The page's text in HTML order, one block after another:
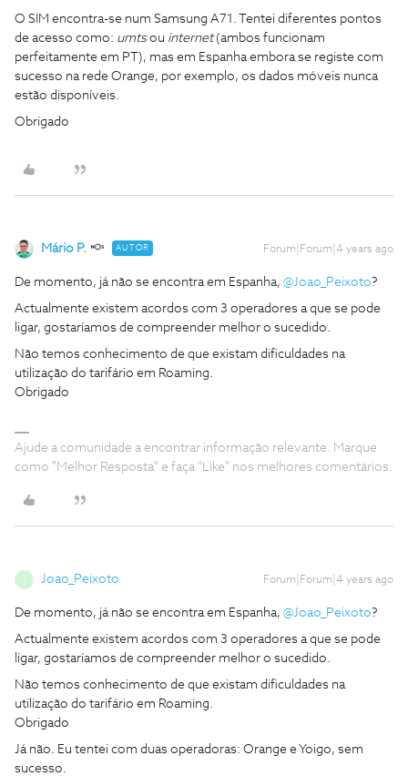
O SIM encontra-se num Samsung A71. Tentei diferentes pontos
de acesso como: umtsou internet(ambos funcionam
perfeitamente em PT), mas em Espanha embora se registe com
sucesso na rede Orange, por exemplo, os dados móveis nunca
estão disponíveis.
Obrigado
Mário P. AUTOR Forum|Forum|4 years ago
De momento, já não se encontra em Espanha, @Joao_Peixoto?
Actualmente existem acordos com 3 operadores a que se pode
ligar, gostaríamos de compreender melhor o sucedido.
Não temos conhecimento de que existam dificuldades na
utilização do tarifário em Roaming.
Obrigado
Ajude a comunidade a encontrar informação relevante. Marque
como "Melhor Resposta" e faça "Like" nos melhores comentários.
Joao_Peixoto Forum|Forum|4 years ago
De momento, já não se encontra em Espanha, @Joao_Peixoto?
Actualmente existem acordos com 3 operadores a que se pode
ligar, gostaríamos de compreender melhor o sucedido.
Não temos conhecimento de que existam dificuldades na
utilização do tarifário em Roaming.
Obrigado
Já não. Eu tentei com duas operadoras: Orange e Yoigo, sem
sucesso.